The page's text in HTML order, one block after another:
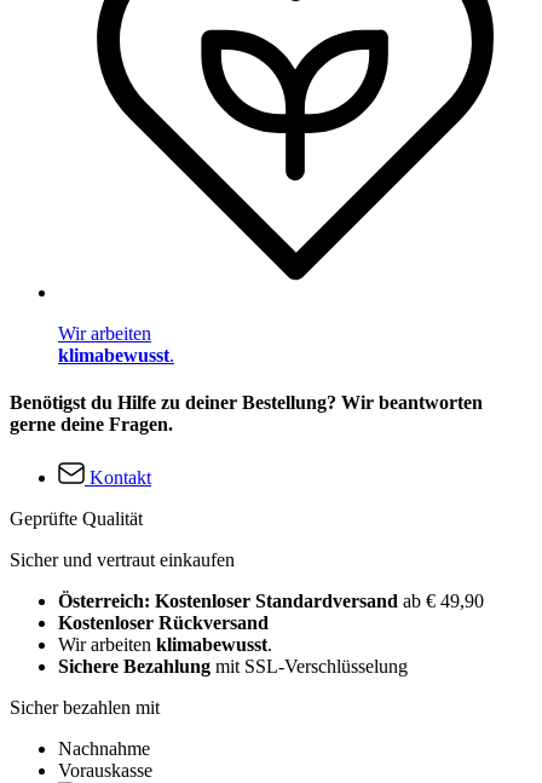
Wir arbeiten
klimabewusst.
Benötigst du Hilfe zu deiner Bestellung? Wir beantworten
gerne deine Fragen.
Kontakt
Geprüfte Qualität
Sicher und vertraut einkaufen
Österreich: Kostenloser Standardversand ab € 49,90
Kostenloser Rückversand
Wir arbeiten klimabewusst.
Sichere Bezahlung mit SSL-Verschlüsselung
Sicher bezahlen mit
Nachnahme
Vorauskasse